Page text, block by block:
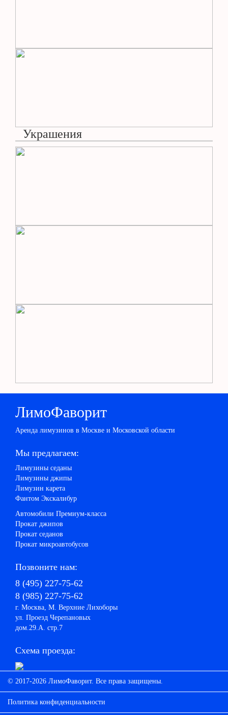
Украшения
ЛимоФаворит
Аренда лимузинов в Москве и Московской области
Мы предлагаем:
Лимузины седаны
Лимузины джипы
Лимузин карета
Фантом Экскалибур
Автомобили Премиум-класса
Прокат джипов
Прокат седанов
Прокат микроавтобусов
Позвоните нам:
8 (495) 227-75-62
8 (985) 227-75-62
г. Москва, М. Верхние Лихоборы
ул. Проезд Черепановых
дом.29.А. стр.7
Схема проезда:
© 2017-2026 ЛимоФаворит. Все права защищены.
Политика конфиденциальности